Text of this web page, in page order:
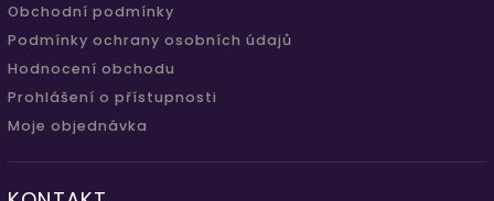
Obchodní podmínky
Podmínky ochrany osobních údajů
Hodnocení obchodu
Prohlášení o přístupnosti
Moje objednávka